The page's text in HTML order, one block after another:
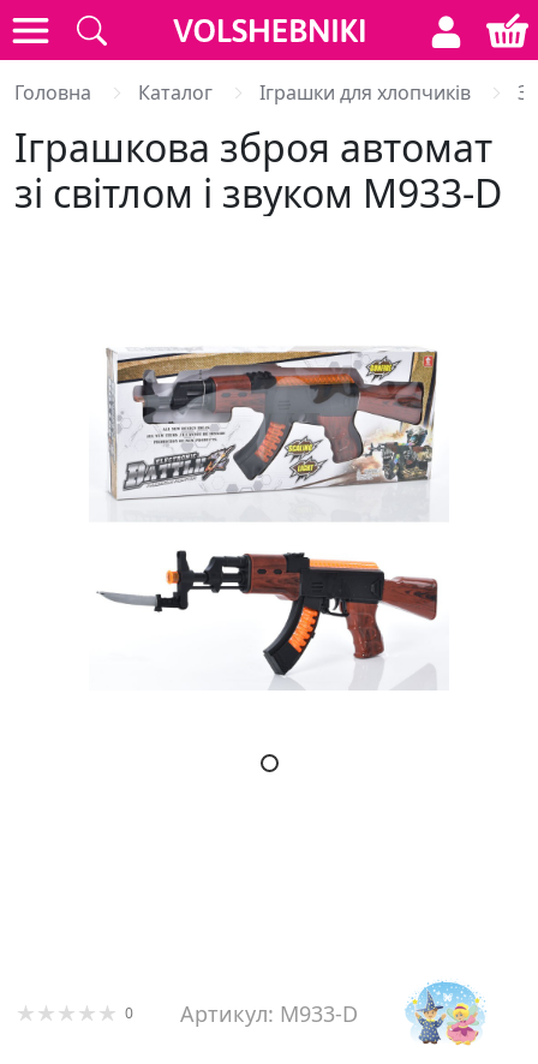
Головна Каталог Іграшки для хлопчиків
Іграшкова зброя автомат
зі світлом і звуком M933-D
0 Артикул: M933-D